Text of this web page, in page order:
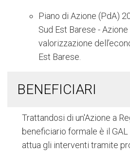
Piano di Azione (PdA)
Sud Est Barese -
valorizzazione
Est Barese.
BENEFICIARI
Trattandosi di un'Azione a
beneficiario formale è il
attua gli interventi tramite